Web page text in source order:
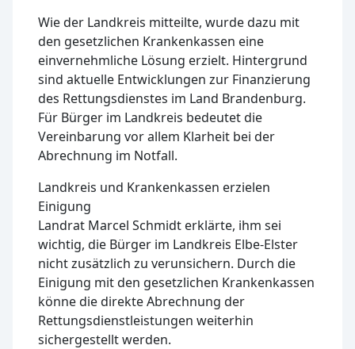
Wie der Landkreis mitteilte, wurde dazu mit
den gesetzlichen Krankenkassen eine
einvernehmliche Lösung erzielt. Hintergrund
sind aktuelle Entwicklungen zur Finanzierung
des Rettungsdienstes im Land Brandenburg.
Für Bürger im Landkreis bedeutet die
Vereinbarung vor allem Klarheit bei der
Abrechnung im Notfall.
Landkreis und Krankenkassen erzielen
Einigung
Landrat Marcel Schmidt erklärte, ihm sei
wichtig, die Bürger im Landkreis Elbe-Elster
nicht zusätzlich zu verunsichern. Durch die
Einigung mit den gesetzlichen Krankenkassen
könne die direkte Abrechnung der
Rettungsdienstleistungen weiterhin
sichergestellt werden.